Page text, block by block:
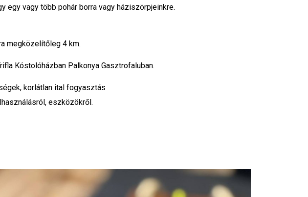
egy vagy több pohár borra vagy háziszörpjeinkre.
megközelítőleg 4 km.
Kóstolóházban Palkonya Gasztrofaluban.
korlátlan ital fogyasztás
eszközökről.